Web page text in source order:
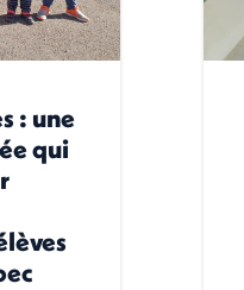
: une
qui